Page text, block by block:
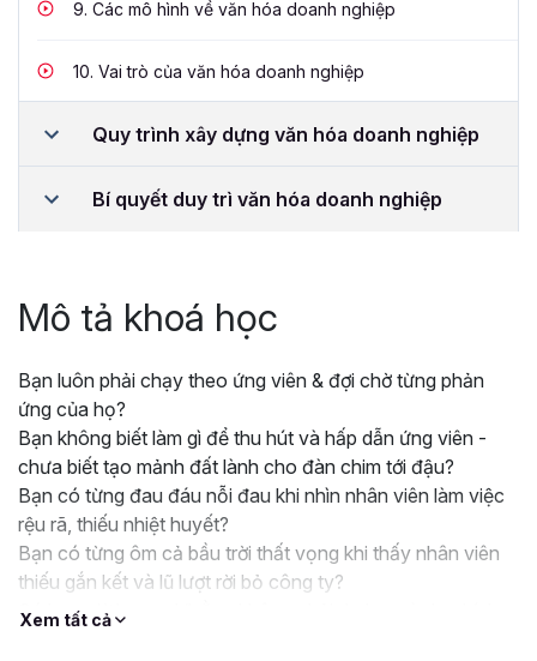
9. Các mô hình về văn hóa doanh nghiệp
10. Vai trò của văn hóa doanh nghiệp
Quy trình xây dựng văn hóa doanh nghiệp
Bí quyết duy trì văn hóa doanh nghiệp
Mô tả khoá học
Bạn luôn phải chạy theo ứng viên & đợi chờ từng phản
ứng của họ?
Bạn không biết làm gì để thu hút và hấp dẫn ứng viên -
chưa biết tạo mảnh đất lành cho đàn chim tới đậu?
Bạn có từng đau đáu nỗi đau khi nhìn nhân viên làm việc
rệu rã, thiếu nhiệt huyết?
Bạn có từng ôm cả bầu trời thất vọng khi thấy nhân viên
thiếu gắn kết và lũ lượt rời bỏ công ty?
Có bao giờ bạn nghĩ rằng không phải do họ mà do chính
Xem tất cả